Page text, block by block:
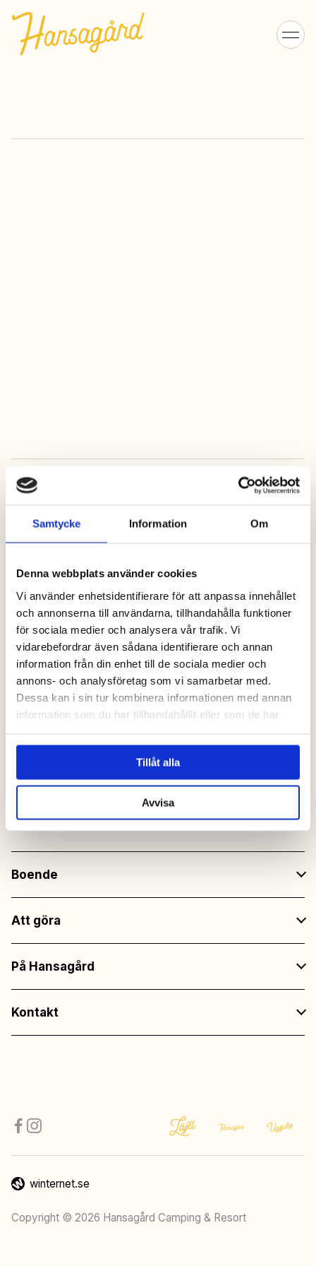
Samtycke Information Om
Denna webbplats använder cookies
Vi använder enhetsidentifierare för att anpassa innehållet
och annonserna till användarna, tillhandahålla funktioner
för sociala medier och analysera vår trafik. Vi
vidarebefordrar även sådana identifierare och annan
information från din enhet till de sociala medier och
annons- och analysföretag som vi samarbetar med.
Dessa kan i sin tur kombinera informationen med annan
information som du har tillhandahållit eller som de har
Tillåt alla
Avvisa
du bokar online
Fria barnaktiviteter
(v.26 – v.32)
Utegym
Alltid fri tillgång
Boende
Att göra
På Hansagård
Kontakt
Copyright © 2026 Hansagård Camping & Resort
winternet.se